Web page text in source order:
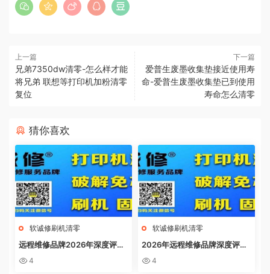
上一篇
兄弟7350dw清零-怎么样才能
将兄弟 联想等打印机加粉清零
复位
下一篇
爱普生废墨收集垫接近使用寿
命-爱普生废墨收集垫已到使用
寿命怎么清零
猜你喜欢
软诚修刷机清零
远程维修品牌2026年深度评
测：软诚修、远城修吧、远城在
4
软诚修刷机清零
2026年远程维修品牌深度评
测：软诚修、远城修吧、远城在
4